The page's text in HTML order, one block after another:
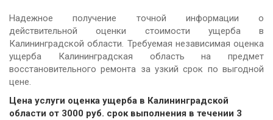
Надежное получение точной информации о
действительной оценки стоимости ущерба в
Калининградской области. Требуемая независимая оценка
ущерба Калининградская область на предмет
восстановительного ремонта за узкий срок по выгодной
цене.
Цена услуги оценка ущерба в Калининградской
области от 3000 руб. cрок выполнения в течении 3